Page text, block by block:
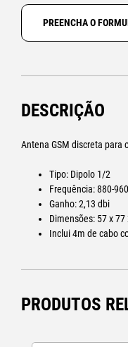
PREENCHA O
DESCRIÇÃO
Antena GSM discreta para
Tipo: Dipolo 1/2
Frequência: 880-
Ganho: 2,13 dbi
Dimensões: 57 x 77
Inclui 4m de cabo
PRODUTOS